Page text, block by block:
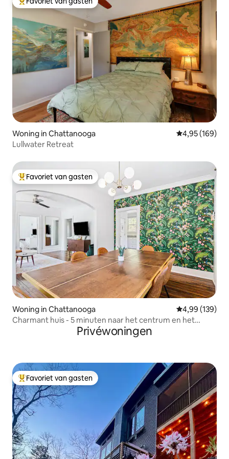
Topfavoriet van gasten
Woning in Chattanooga Gemiddelde
4,95 (169)
Lullwater Retreat
Topfavoriet van gasten
Favoriet van gasten
Woning in Chattanooga Gemiddelde
4,99 (139)
Charmant huis - 5 minuten naar het centrum en het
Privéwoningen
Topfavoriet van gasten
Favoriet van gasten